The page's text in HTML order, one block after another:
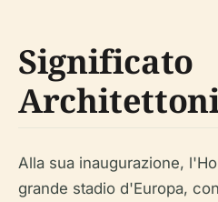
Significato
Alla sua inaugurazione,
grande stadio d'Europa,